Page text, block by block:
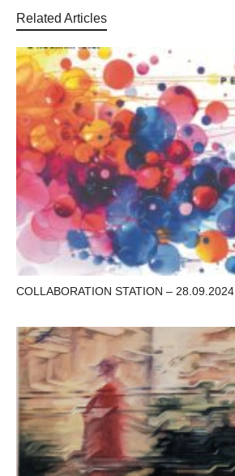
Related Articles
COLLABORATION STATION – 28.09.2024